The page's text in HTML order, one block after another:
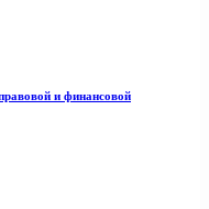
и финансовой